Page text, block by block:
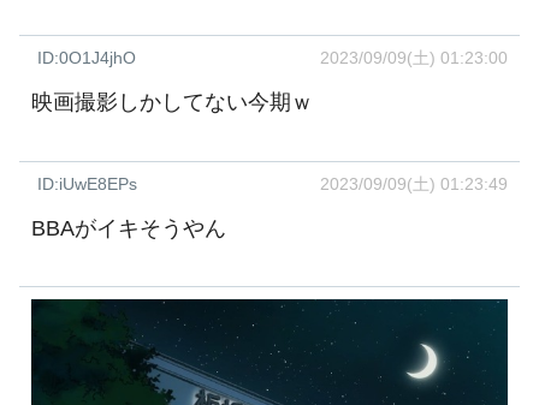
ID:0O1J4jhO 2023/09/09(土) 01:23:00
映画撮影しかしてない今期ｗ
ID:iUwE8EPs 2023/09/09(土) 01:23:49
BBAがイキそうやん